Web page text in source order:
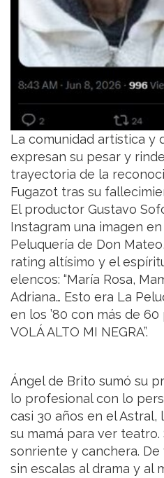
La comunidad artística y
expresan su pesar y
trayectoria de la
Fugazot tras su
El productor Gustavo
Instagram una imagen
Peluquería de Don
rating altísimo y el
elencos: “María Rosa,
Adriana… Esto era La
en los ’80 con más de
VOLÁ ALTO MI NEGRA”.
Ángel de Brito sumó su
lo profesional con lo
casi 30 años en el
su mamá para ver
sonriente y canchera.
sin escalas al drama y al